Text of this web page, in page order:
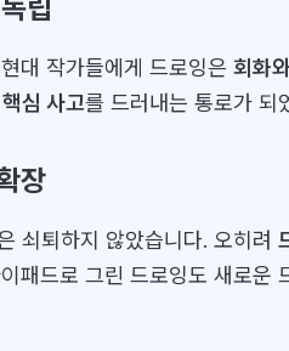
립
대 작가들에게 드로잉은 회화
핵심 사고를 드러내는 통로가 되
장
쇠퇴하지 않았습니다. 오히려
패드로 그린 드로잉도 새로운